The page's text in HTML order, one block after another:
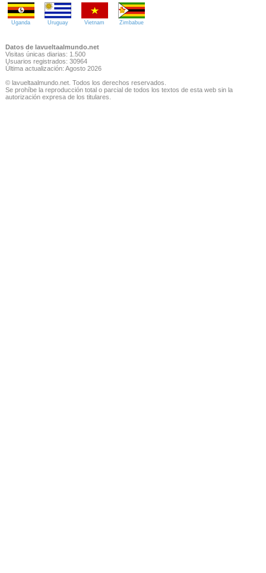
Uganda Uruguay Vietnam Zimbabue
Datos de lavueltaalmundo.net
Visitas únicas diarias: 1.500
Usuarios registrados: 30964
Última actualización: Agosto 2026
© lavueltaalmundo.net. Todos los derechos reservados.
Se prohíbe la reproducción total o parcial de todos los textos de esta web sin la
autorización expresa de los titulares.